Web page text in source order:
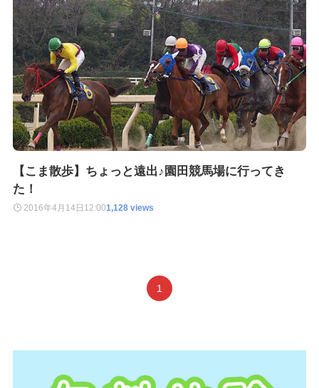
【こま散歩】ちょっと遠出♪園田競馬場に行ってき
た！
2016年4月14日 12:001,128 views
1